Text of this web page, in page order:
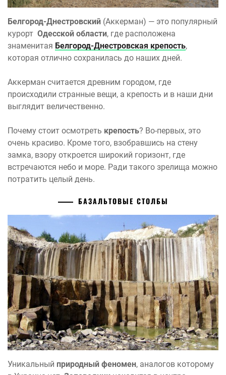
Белгород-Днестровский (Аккерман) — это популярный
курорт Одесской области, где расположена
знаменитая Белгород-Днестровская крепость,
которая отлично сохранилась до наших дней.
Аккерман считается древним городом, где
происходили странные вещи, а крепость и в наши дни
выглядит величественно.
Почему стоит осмотреть крепость? Во-первых, это
очень красиво. Кроме того, взобравшись на стену
замка, взору откроется широкий горизонт, где
встречаются небо и море. Ради такого зрелища можно
потратить целый день.
БАЗАЛЬТОВЫЕ СТОЛБЫ
Уникальный природный феномен, аналогов которому